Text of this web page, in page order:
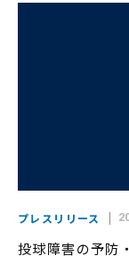
プレスリリース
投球障害の予防